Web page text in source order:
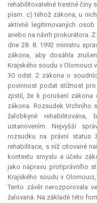
rehabilitovatelné trestné činy
písm. c) téhož zákona, u
aktivně legitimovaných
anebo na návrh prokurátora.
dne 28. 8. 1992 ministru
zákona, aby dosáhla
Krajského soudu v Olomouci
30 odst. 2 zákona o
povinnost podat stížnost
zjistil, že k porušení
zákona. Rozsudek Vrchního
žalobkyně
ustanovením. Nejvyšší
rozsudku na právní status
rehabilitace, s níž citované
kontextu smyslu a účelu
jako nápravu protiprávního
Krajského soudu v
Tento závěr nerozporovala
žalovaná. Na základě této